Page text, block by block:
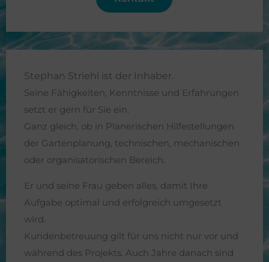
Stephan Striehl ist der Inhaber.
Seine Fähigkeiten, Kenntnisse und Erfahrungen
setzt er gern für Sie ein.
Ganz gleich, ob in Planerischen Hilfestellungen
der Gartenplanung, technischen, mechanischen
oder organisatorischen Bereich.
Er und seine Frau geben alles, damit Ihre
Aufgabe optimal und erfolgreich umgesetzt
wird.
Kundenbetreuung gilt für uns nicht nur vor und
während des Projekts. Auch Jahre danach sind